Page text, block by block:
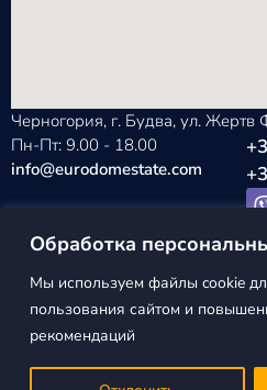
Обработка
Мы используем файлы cookie
пользования сайтом и
рекомендаций
Черногория, г. Будва, ул.
Пн-Пт: 9.00 - 18.00
info@eurodomestate.com
EURODOM
ESTATE ©2026
Политика